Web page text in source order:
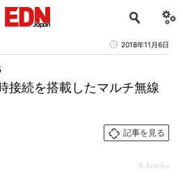
2018年11月6日
接続を搭載したマルチ無線
記事を見る
6 Articles